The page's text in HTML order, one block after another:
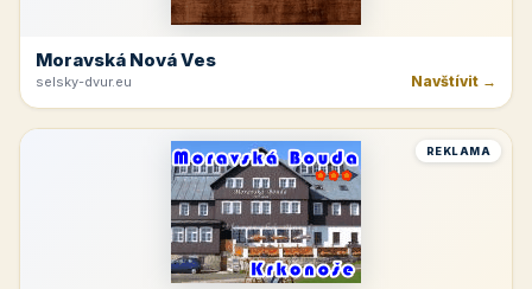
Moravská Nová Ves
selsky-dvur.eu Navštívit →
REKLAMA